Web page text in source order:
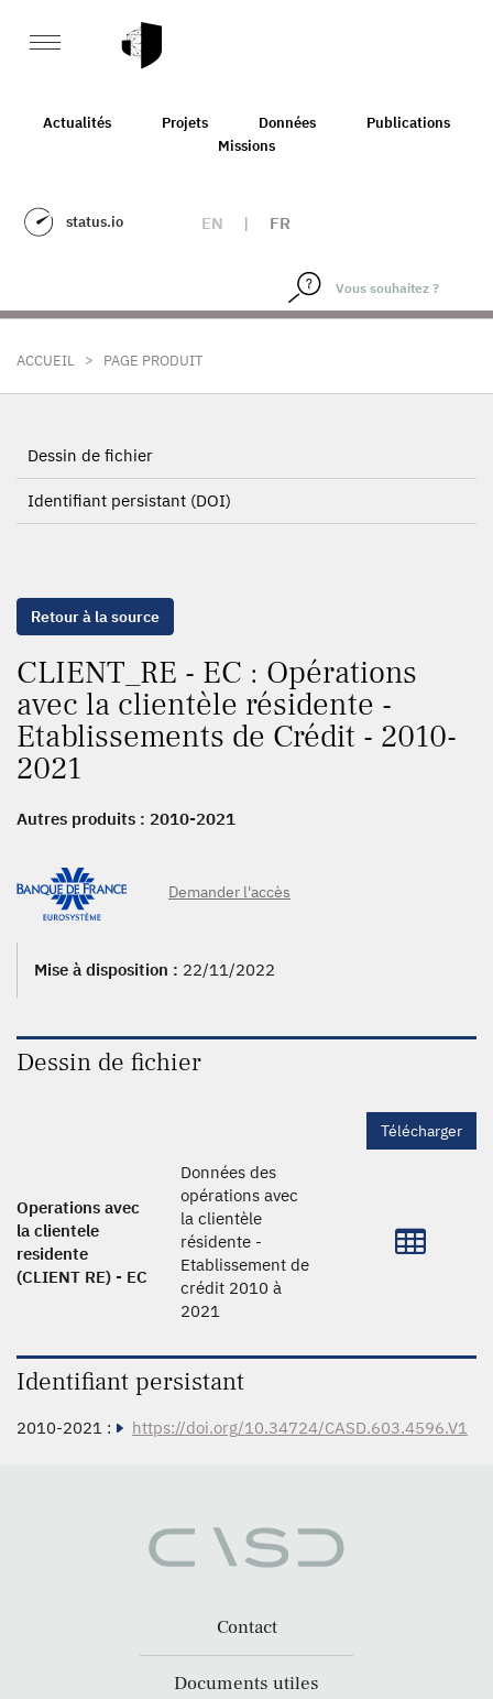
Actualités Projets Données
Publications
Missions
status.io EN | FR
ACCUEIL > PAGE PRODUIT
Dessin de fichier
Identifiant persistant (DOI)
Retour à la source
CLIENT_RE - EC : Opérations
avec la clientèle résidente -
Etablissements de Crédit - 2010-
2021
Autres produits : 2010-2021
Demander l'accès
Mise à disposition : 22/11/2022
Dessin de fichier
Télécharger
Operations avec
la clientele
residente
(CLIENT RE) - EC
Données des
opérations avec
la clientèle
résidente -
Etablissement de
crédit 2010 à
2021
Identifiant persistant
2010-2021 : https://doi.org/10.34724/CASD.603.4596.V1
Contact
Documents utiles